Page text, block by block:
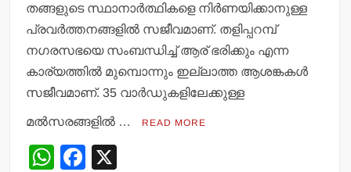
തങ്ങളുടെ സ്ഥാനാര്‍ത്ഥികളെ നിര്‍ണയിക്കാനുള്ള
പ്രവര്‍ത്തനങ്ങളില്‍ സജീവമാണ്. തളിപ്പറമ്പ്
നഗരസഭയെ സംബന്ധിച്ച് ആര് ഭരിക്കും എന്ന
കാര്യത്തില്‍ മുമ്പൊന്നും ഇല്ലാത്ത ആശങ്കകള്‍
സജീവമാണ്. 35 വാര്‍ഡുകളിലേക്കുള്ള
മല്‍സരങ്ങളില്‍ … READ MORE
W
F